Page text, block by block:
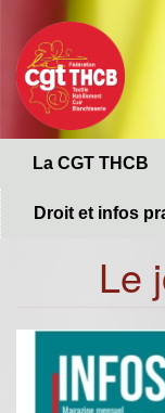
contenu
principal
La CGT THCB
Droit et infos
Le